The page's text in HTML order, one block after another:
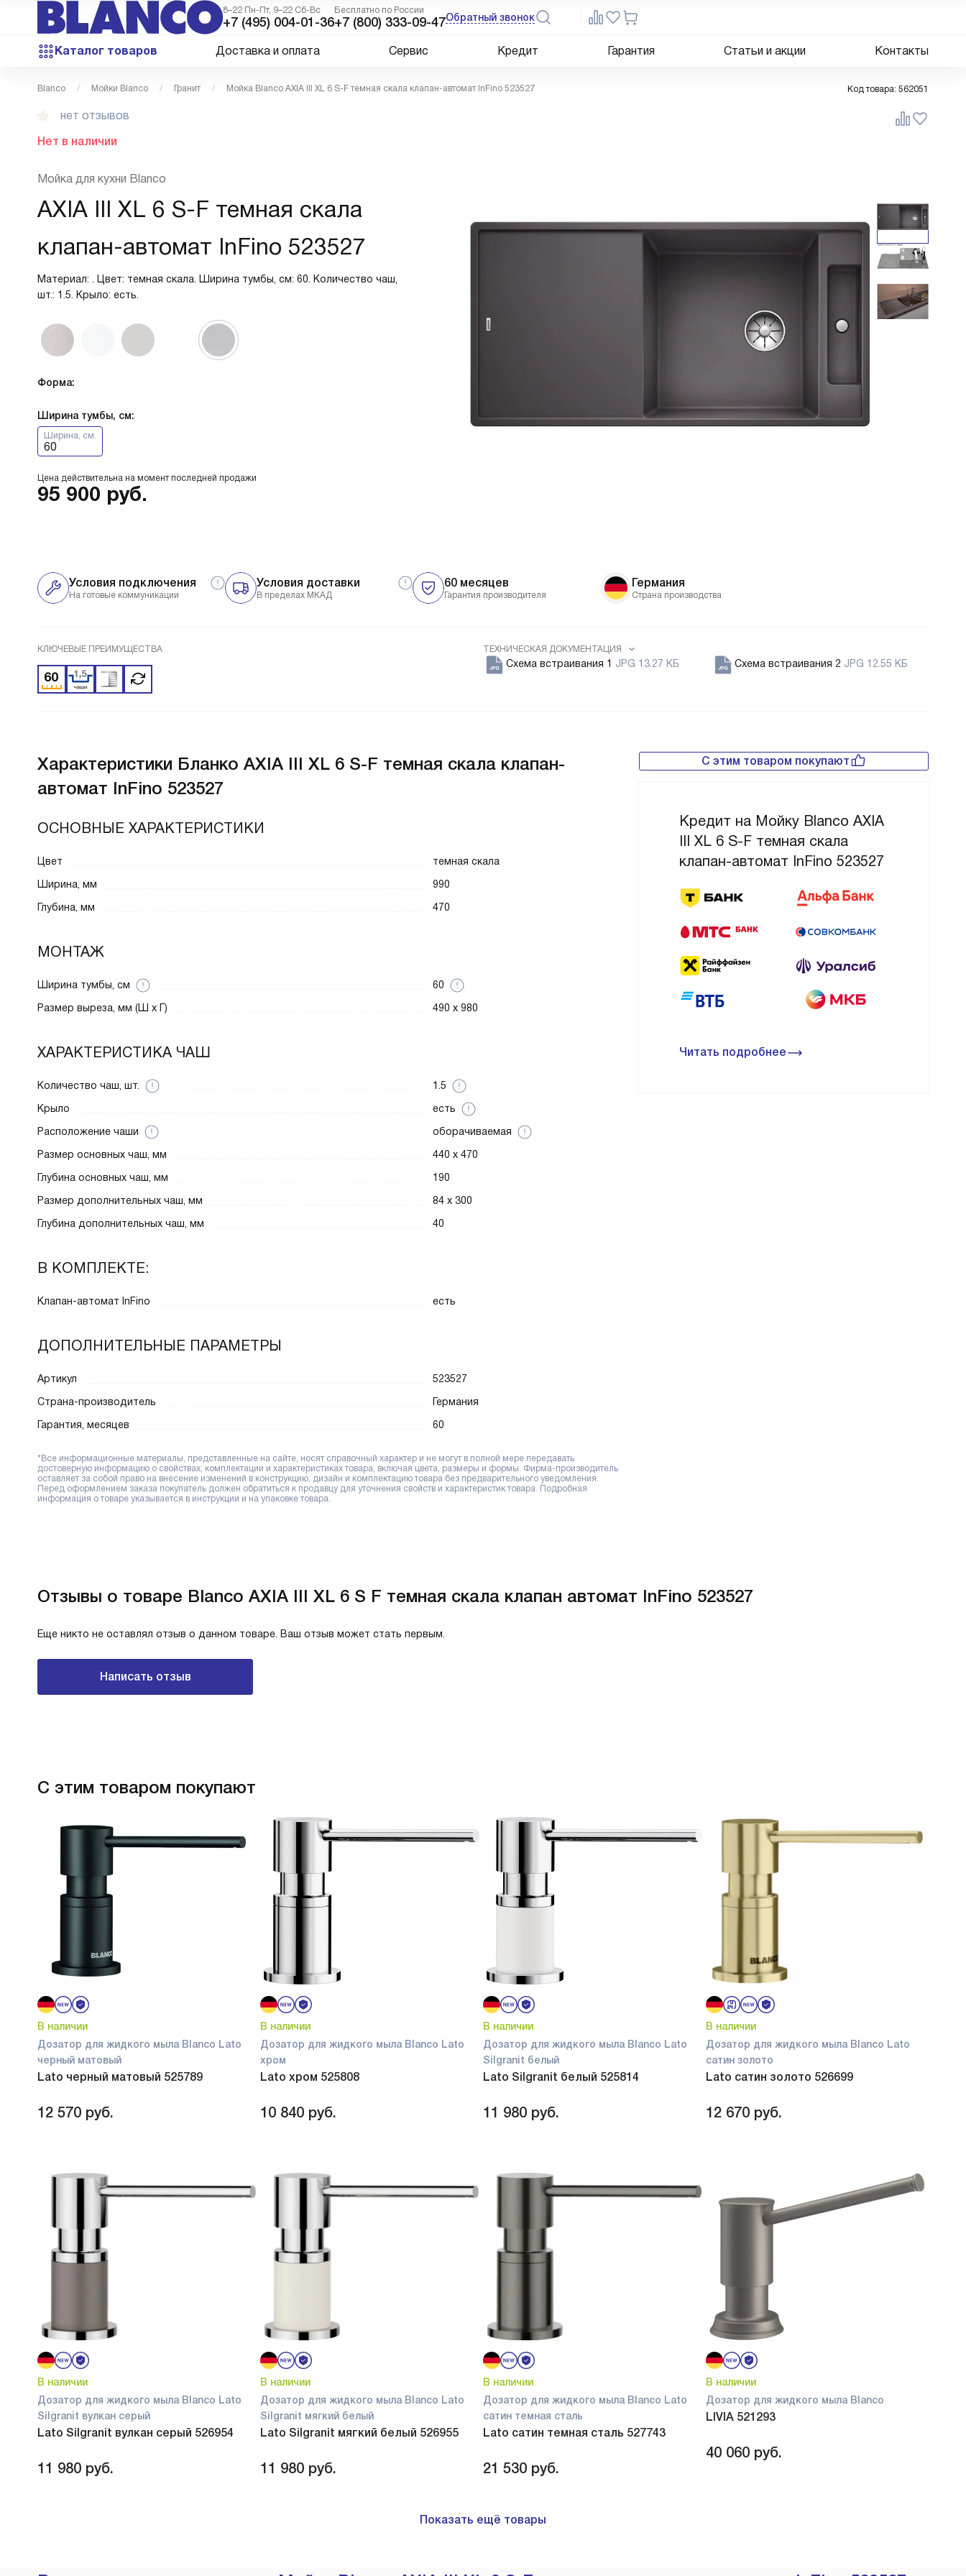
8–22 Пн-Пт, 9–22 Сб-Вс
+7 (495) 004-01-36
Бесплатно по России
+7 (800) 333-09-47Обратный звонок
Каталог товаров Доставка и оплата Сервис Кредит Гарантия Статьи и акции Контакты
Blanco Мойки Blanco Гранит Мойка Blanco AXIA III XL 6 S-F темная скала клапан-автомат InFino 523527 Код товара: 562051
нет отзывов
Нет в наличии
Мойка для кухни Blanco
AXIA III XL 6 S-F темная скала
клапан-автомат InFino 523527
Материал: . Цвет: темная скала. Ширина тумбы, см: 60. Количество чаш,
шт.: 1.5. Крыло: есть.
Форма:
Ширина тумбы, см:
Ширина, см.
60
Цена действительна на момент последней продажи
95 900 руб.
Условия доставки
В пределах МКАД
60 месяцев
Гарантия производителя
Условия подключения
На готовые коммуникации
Германия
Страна производства
КЛЮЧЕВЫЕ ПРЕИМУЩЕСТВА ТЕХНИЧЕСКАЯ ДОКУМЕНТАЦИЯ
Схема встраивания 1 JPG 13.27 КБ Схема встраивания 2 JPG 12.55 КБ
С этим товаром покупают
Кредит на Мойку Blanco AXIA
III XL 6 S-F темная скала
клапан-автомат InFino 523527
Читать подробнее
Характеристики Бланко AXIA III XL 6 S-F темная скала клапан-
автомат InFino 523527
ОСНОВНЫЕ ХАРАКТЕРИСТИКИ
Цвет
темная скала
Ширина, мм
990
Глубина, мм
470
МОНТАЖ
Ширина тумбы, см
60
Размер выреза, мм (Ш x Г)
490 x 980
ХАРАКТЕРИСТИКА ЧАШ
Количество чаш, шт.
1.5
Крыло
есть
Расположение чаши
оборачиваемая
Размер основных чаш, мм
440 x 470
Глубина основных чаш, мм
190
Размер дополнительных чаш, мм
84 x 300
Глубина дополнительных чаш, мм
40
В КОМПЛЕКТЕ:
Клапан-автомат InFino есть
ДОПОЛНИТЕЛЬНЫЕ ПАРАМЕТРЫ
Артикул
523527
Страна-производитель
Германия
Гарантия, месяцев
60
*Все информационные материалы, представленные на сайте, носят справочный характер и не могут в полной мере передавать
достоверную информацию о свойствах, комплектации и характеристиках товара, включая цвета, размеры и формы. Фирма-производитель
оставляет за собой право на внесение изменений в конструкцию, дизайн и комплектацию товара без предварительного уведомления.
Перед оформлением заказа покупатель должен обратиться к продавцу для уточнения свойств и характеристик товара. Подробная
информация о товаре указывается в инструкции и на упаковке товара.
Отзывы о товаре Blanco AXIA III XL 6 S F темная скала клапан автомат InFino 523527
Еще никто не оставлял отзыв о данном товаре. Ваш отзыв может стать первым.
Написать отзыв
С этим товаром покупают
В наличии
Дозатор для жидкого мыла Blanco Lato
черный матовый
Lato черный матовый 525789
12 570 руб.
В наличии
Дозатор для жидкого мыла Blanco Lato
хром
Lato хром 525808
10 840 руб.
В наличии
Дозатор для жидкого мыла Blanco Lato
Silgranit белый
Lato Silgranit белый 525814
11 980 руб.
В наличии
Дозатор для жидкого мыла Blanco Lato
сатин золото
Lato сатин золото 526699
12 670 руб.
В наличии
Дозатор для жидкого мыла Blanco Lato
Silgranit вулкан серый
Lato Silgranit вулкан серый 526954
11 980 руб.
В наличии
Дозатор для жидкого мыла Blanco Lato
Silgranit мягкий белый
Lato Silgranit мягкий белый 526955
11 980 руб.
В наличии
Дозатор для жидкого мыла Blanco Lato
сатин темная сталь
Lato сатин темная сталь 527743
21 530 руб.
В наличии
Дозатор для жидкого мыла Blanco
LIVIA 521293
40 060 руб.
Показать ещё товары